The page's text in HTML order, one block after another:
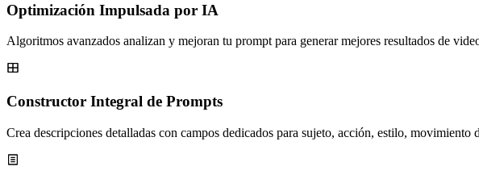
Optimización Impulsada por IA
Algoritmos avanzados analizan y mejoran tu prompt para generar mejores resultados de
Constructor Integral de Prompts
Crea descripciones detalladas con campos dedicados para sujeto, acción, estilo,